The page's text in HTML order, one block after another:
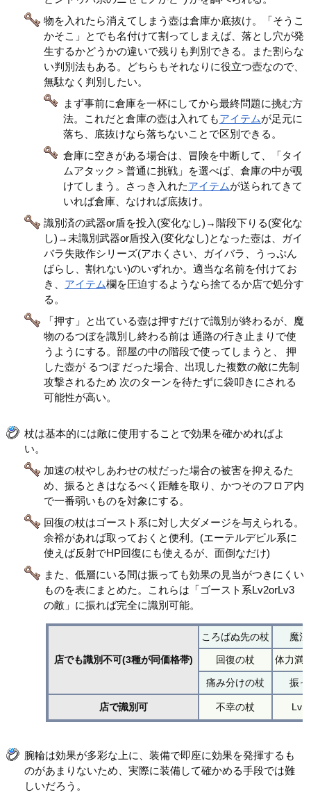
物を入れたら消えてしまう壺は倉庫か底抜け。「そうこ
かそこ」とでも名付けて割ってしまえば、落とし穴が発
生するかどうかの違いで残りも判別できる。また割らな
い判別法もある。どちらもそれなりに役立つ壺なので、
無駄なく判別したい。
まず事前に倉庫を一杯にしてから最終問題に挑む方
法。これだと倉庫の壺は入れてもアイテムが足元に
落ち、底抜けなら落ちないことで区別できる。
倉庫に空きがある場合は、冒険を中断して、「タイ
ムアタック＞普通に挑戦」を選べば、倉庫の中が覗
けてしまう。さっき入れたアイテムが送られてきて
いれば倉庫、なければ底抜け。
識別済の武器or盾を投入(変化なし)→階段下りる(変化な
し)→未識別武器or盾投入(変化なし)となった壺は、ガイ
バラ失敗作シリーズ(アホくさい、ガイバラ、うっぷん
ばらし、割れない)のいずれか。適当な名前を付けてお
き、 アイテム欄を圧迫するようなら捨てるか店で処分す
る。
「押す」と出ている壺は押すだけで識別が終わるが、魔
物のるつぼを識別し終わる前は 通路の行き止まりで使
うようにする。部屋の中の階段で使ってしまうと、 押
した壺が るつぼ だった場合、出現した複数の敵に先制
攻撃されるため 次のターンを待たずに袋叩きにされる
可能性が高い。
杖は基本的には敵に使用することで効果を確かめればよ
い。
加速の杖やしあわせの杖だった場合の被害を抑えるた
め、振るときはなるべく距離を取り、かつそのフロア内
で一番弱いものを対象にする。
回復の杖はゴースト系に対し大ダメージを与えられる。
余裕があれば取っておくと便利。(エーテルデビル系に
使えば反射でHP回復にも使えるが、面倒なだけ)
また、低層にいる間は振っても効果の見当がつきにくい
ものを表にまとめた。これらは「ゴースト系Lv2orLv3
の敵」に振れば完全に識別可能。
店でも識別不可(3種が同価格帯)
ころばぬ先の杖 魔
回復の杖 体力満
痛み分けの杖 振っ
店で識別可 不幸の杖 Lv1
腕輪は効果が多彩な上に、装備で即座に効果を発揮するも
のがあまりないため、実際に装備して確かめる手段では難
しいだろう。